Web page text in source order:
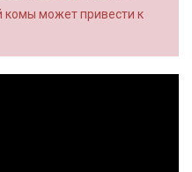
комы может привести к